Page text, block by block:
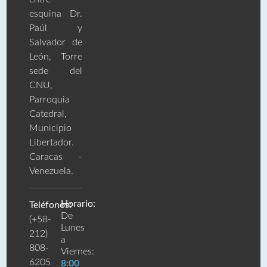
esquina Dr.
Paúl y
Salvador de
León, Torre
sede del
CNU,
Parroquia
Catedral,
Municipio
Libertador.
Caracas -
Venezuela.
Teléfonos:
(+58-
212)
808-
6205
Horario:
De
Lunes
a
Viernes:
8:00